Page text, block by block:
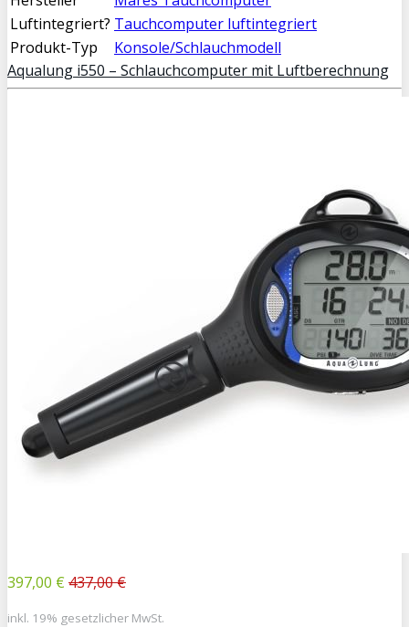
Luftintegriert? Tauchcomputer luftintegriert
Produkt-Typ
Konsole/Schlauchmodell
Aqualung i550 – Schlauchcomputer mit Luftberechnung
397,00 € 437,00 €
inkl. 19% gesetzlicher MwSt.